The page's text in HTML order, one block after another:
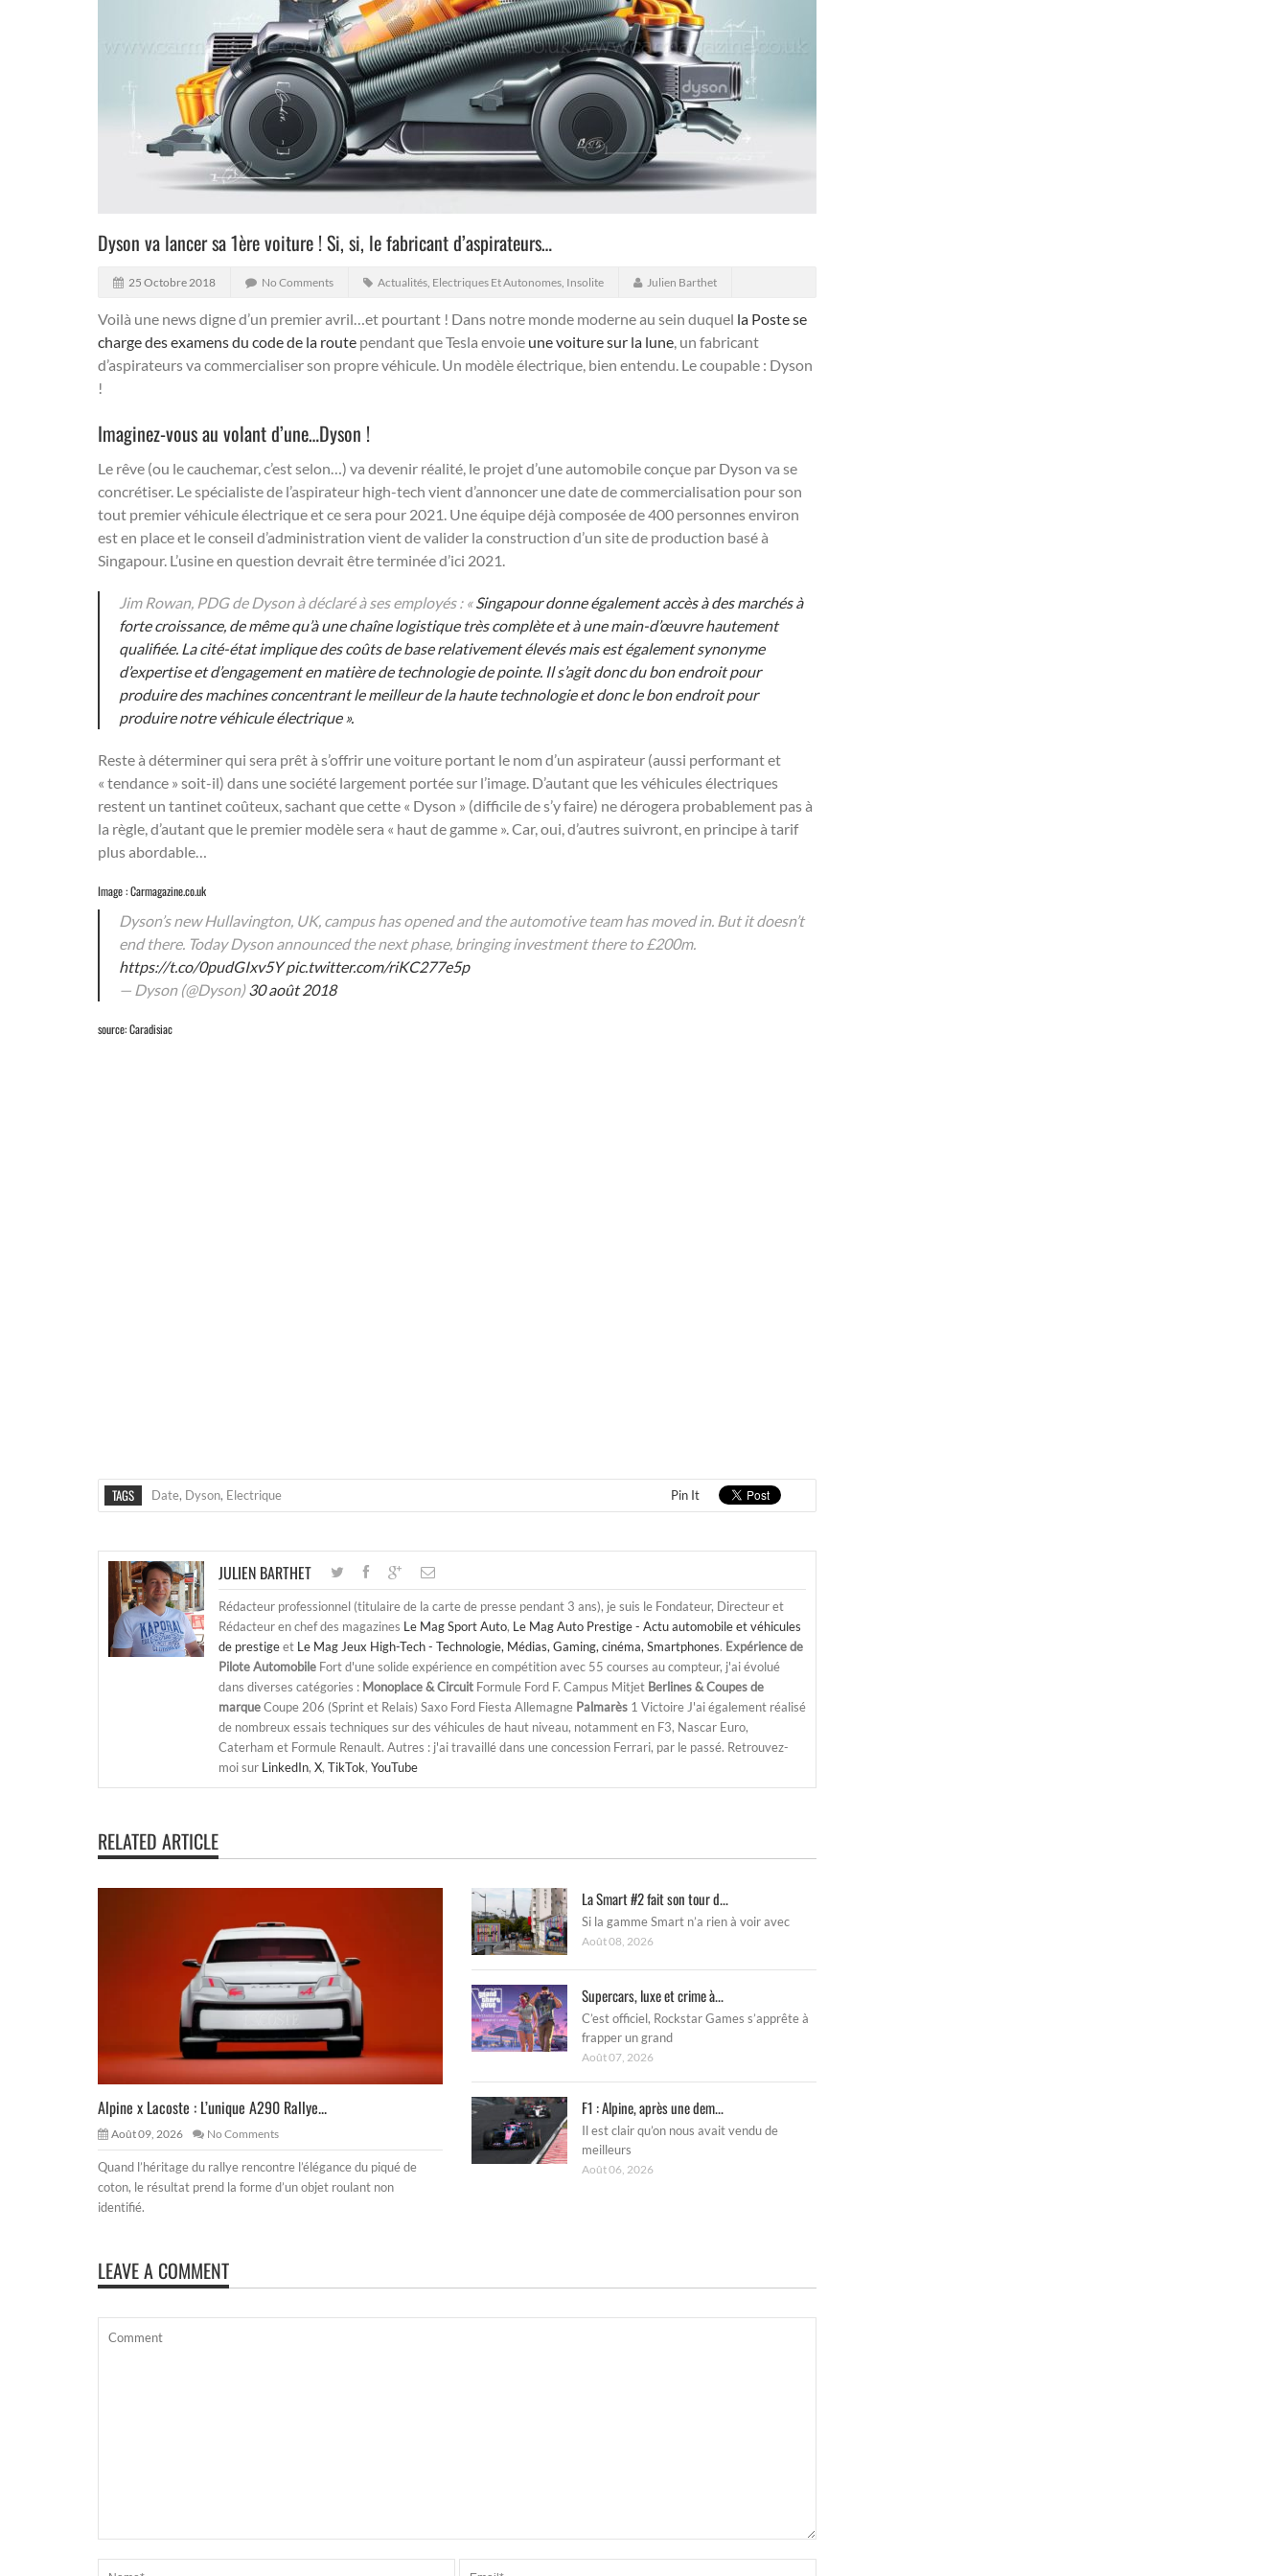
Dyson va lancer sa 1ère voiture ! Si, si, le fabricant d’aspirateurs…
25 Octobre 2018 No Comments Actualités, Electriques Et Autonomes, Insolite Julien Barthet
Voilà une news digne d’un premier avril…et pourtant ! Dans notre monde moderne au sein duquel la Poste se
charge des examens du code de la route pendant que Tesla envoie une voiture sur la lune, un fabricant
d’aspirateurs va commercialiser son propre véhicule. Un modèle électrique, bien entendu. Le coupable : Dyson
!
Imaginez-vous au volant d’une…Dyson !
Le rêve (ou le cauchemar, c’est selon…) va devenir réalité, le projet d’une automobile conçue par Dyson va se
concrétiser. Le spécialiste de l’aspirateur high-tech vient d’annoncer une date de commercialisation pour son
tout premier véhicule électrique et ce sera pour 2021. Une équipe déjà composée de 400 personnes environ
est en place et le conseil d’administration vient de valider la construction d’un site de production basé à
Singapour. L’usine en question devrait être terminée d’ici 2021.
Jim Rowan, PDG de Dyson à déclaré à ses employés : «Singapour donne également accès à des marchés à
forte croissance, de même qu’à une chaîne logistique très complète et à une main-d’œuvre hautement
qualifiée. La cité-état implique des coûts de base relativement élevés mais est également synonyme
d’expertise et d’engagement en matière de technologie de pointe. Il s’agit donc du bon endroit pour
produire des machines concentrant le meilleur de la haute technologie et donc le bon endroit pour
produire notre véhicule électrique ».
Reste à déterminer qui sera prêt à s’offrir une voiture portant le nom d’un aspirateur (aussi performant et
« tendance » soit-il) dans une société largement portée sur l’image. D’autant que les véhicules électriques
restent un tantinet coûteux, sachant que cette « Dyson » (difficile de s’y faire) ne dérogera probablement pas à
la règle, d’autant que le premier modèle sera « haut de gamme ». Car, oui, d’autres suivront, en principe à tarif
plus abordable…
Image : Carmagazine.co.uk
Dyson’s new Hullavington, UK, campus has opened and the automotive team has moved in. But it doesn’t
end there. Today Dyson announced the next phase, bringing investment there to £200m.
https://t.co/0pudGIxv5Y pic.twitter.com/riKC277e5p
— Dyson (@Dyson)30 août 2018
source: Caradisiac
TAGS Date, Dyson, Electrique Pin It
JULIEN BARTHET
Rédacteur professionnel (titulaire de la carte de presse pendant 3 ans), je suis le Fondateur, Directeur et
Rédacteur en chef des magazines Le Mag Sport Auto, Le Mag Auto Prestige - Actu automobile et véhicules
de prestigeet Le Mag Jeux High-Tech - Technologie, Médias, Gaming, cinéma, Smartphones. Expérience de
Pilote Automobile Fort d'une solide expérience en compétition avec 55 courses au compteur, j'ai évolué
dans diverses catégories : Monoplace & Circuit Formule Ford F. Campus Mitjet Berlines & Coupes de
marqueCoupe 206 (Sprint et Relais) Saxo Ford Fiesta Allemagne Palmarès 1 Victoire J'ai également réalisé
de nombreux essais techniques sur des véhicules de haut niveau, notamment en F3, Nascar Euro,
Caterham et Formule Renault. Autres : j'ai travaillé dans une concession Ferrari, par le passé. Retrouvez-
moi sur LinkedIn, X, TikTok, YouTube
RELATED ARTICLE
Alpine x Lacoste : L’unique A290 Rallye...
Août 09, 2026 No Comments
Quand l’héritage du rallye rencontre l’élégance du piqué de
coton, le résultat prend la forme d’un objet roulant non
identifié.
La Smart #2 fait son tour d...
Si la gamme Smart n’a rien à voir avec
Août 08, 2026
Supercars, luxe et crime à...
C’est officiel, Rockstar Games s’apprête à
frapper un grand
Août 07, 2026
F1 : Alpine, après une dem...
Il est clair qu’on nous avait vendu de
meilleurs
Août 06, 2026
LEAVE A COMMENT